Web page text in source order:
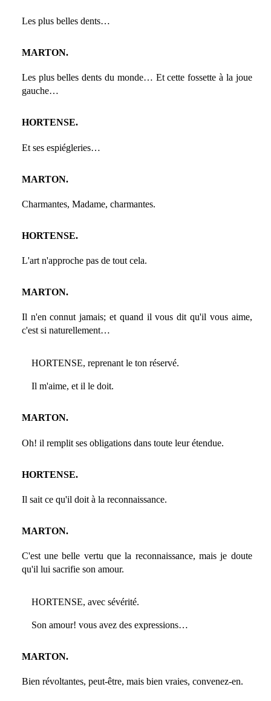
Les plus belles dents…
MARTON.
Les plus belles dents du monde… Et cette fossette à la joue
gauche…
HORTENSE.
Et ses espiégleries…
MARTON.
Charmantes, Madame, charmantes.
HORTENSE.
L'art n'approche pas de tout cela.
MARTON.
Il n'en connut jamais; et quand il vous dit qu'il vous aime,
c'est si naturellement…
HORTENSE, reprenant le ton réservé.
Il m'aime, et il le doit.
MARTON.
Oh! il remplit ses obligations dans toute leur étendue.
HORTENSE.
Il sait ce qu'il doit à la reconnaissance.
MARTON.
C'est une belle vertu que la reconnaissance, mais je doute
qu'il lui sacrifie son amour.
HORTENSE, avec sévérité.
Son amour! vous avez des expressions…
MARTON.
Bien révoltantes, peut-être, mais bien vraies, convenez-en.